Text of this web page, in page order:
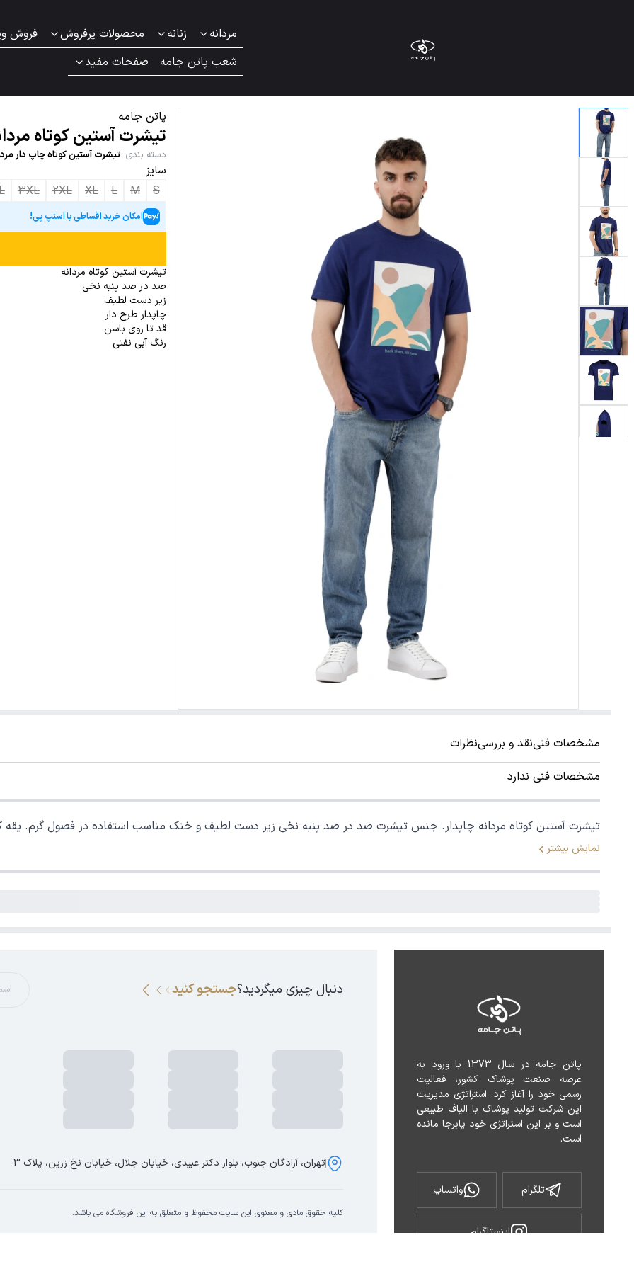
مردانه زنانه محصولات پرفروش فروش
شعب پاتن جامه
صفحات مفید
پاتن جامه
تیشرت آستین کوتاه
دسته بندی: تیشرت آستین کوتاه چاپ دار
سایز
S
M
L
XL
2XL
3XL
امکان خرید اقساطی با اسنپ پی!
تیشرت آستین کوتاه مردانه
صد در صد پنبه نخی
زیر دست لطیف
چاپدار طرح دار
قد تا روی باسن
رنگ آبی نفتی
مشخصات فنینقد و بررسینظرات
مشخصات فنی ندارد
تیشرت آستین کوتاه مردانه چاپدار. جنس تیشرت صد در صد پنبه نخی زیر دست لطیف و خنک مناسب استفاده در فصول گرم. یقه
نمایش بیشتر
است.
تلگرام واتساپ
اینستاگرام
دنبال چیزی میگردید؟جستجو کنید
تهران، آزادگان جنوب، بلوار دکتر عبیدی، خیابان جلال، خیابان نخ زرین، پلاک 3
کلیه حقوق مادی و معنوی این سایت محفوظ و متعلق به این فروشگاه می باشد.